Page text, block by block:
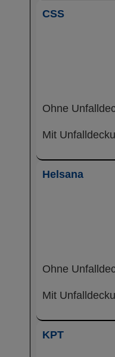
CSS
Ohne
Mit
Helsana
Ohne
Mit
KPT